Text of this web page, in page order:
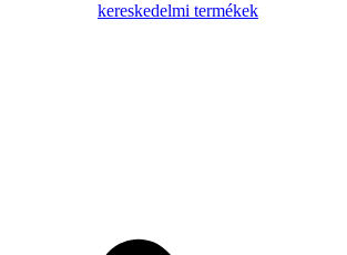
kereskedelmi termékek